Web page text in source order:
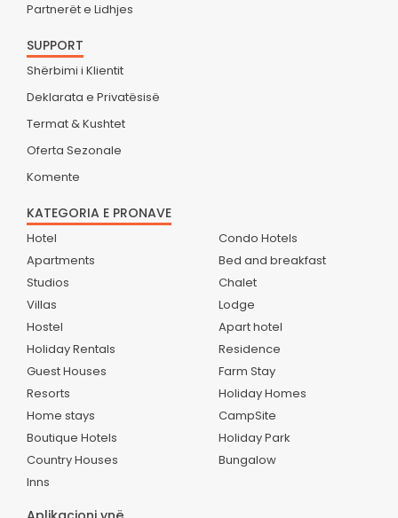
Partnerët e Lidhjes
SUPPORT
Shërbimi i Klientit
Deklarata e Privatësisë
Termat & Kushtet
Oferta Sezonale
Komente
KATEGORIA E PRONAVE
Hotel
Apartments
Studios
Villas
Hostel
Holiday Rentals
Guest Houses
Resorts
Home stays
Boutique Hotels
Country Houses
Inns
Condo Hotels
Bed and breakfast
Chalet
Lodge
Apart hotel
Residence
Farm Stay
Holiday Homes
CampSite
Holiday Park
Bungalow